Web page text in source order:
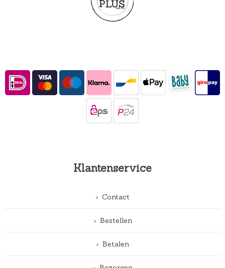
Klantenservice
Contact
Bestellen
Betalen